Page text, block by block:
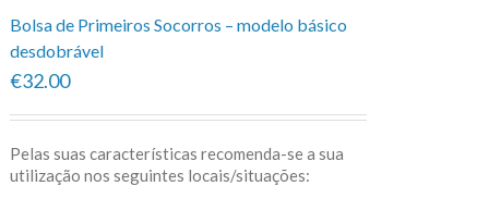
Bolsa de Primeiros Socorros – modelo básico
desdobrável
€32.00
Pelas suas características recomenda-se a sua
utilização nos seguintes locais/situações: